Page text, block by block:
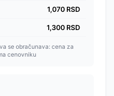
1,070 RSD
1,300 RSD
se obračunava: cena za
cenovniku